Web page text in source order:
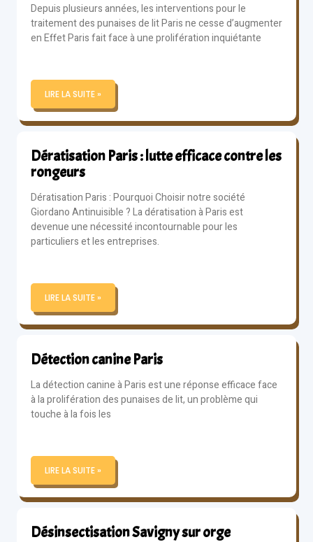
Depuis plusieurs années, les interventions pour le
traitement des punaises de lit Paris ne cesse d’augmenter
en Effet Paris fait face à une prolifération inquiétante
LIRE LA SUITE »
Dératisation Paris : lutte efficace contre les
rongeurs
Dératisation Paris : Pourquoi Choisir notre société
Giordano Antinuisible ? La dératisation à Paris est
devenue une nécessité incontournable pour les
particuliers et les entreprises.
LIRE LA SUITE »
Détection canine Paris
La détection canine à Paris est une réponse efficace face
à la prolifération des punaises de lit, un problème qui
touche à la fois les
LIRE LA SUITE »
Désinsectisation Savigny sur orge